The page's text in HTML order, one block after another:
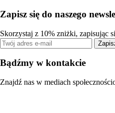
Zapisz się do naszego
Skorzystaj z 10% zniżki, zapisując
Bądźmy w kontakcie
Znajdź nas w mediach